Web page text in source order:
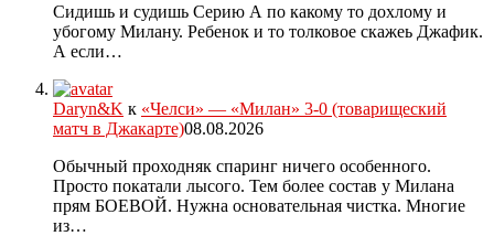
Сидишь и судишь Серию А по какому то дохлому и
убогому Милану. Ребенок и то толковое скажеь Джафик.
А если…
Daryn&K к «Челси» — «Милан» 3-0 (товарищеский
матч в Джакарте)08.08.2026
Обычный проходняк спаринг ничего особенного.
Просто покатали лысого. Тем более состав у Милана
прям БОЕВОЙ. Нужна основательная чистка. Многие
из…